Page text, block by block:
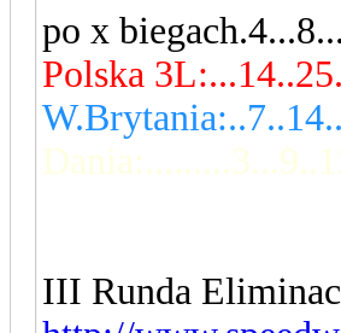
po x
Polska
III Runda